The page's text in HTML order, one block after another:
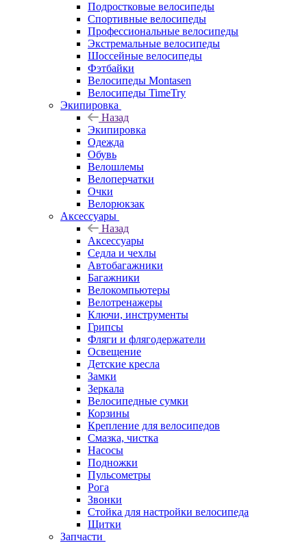
Подростковые велосипеды
Спортивные велосипеды
Профессиональные велосипеды
Экстремальные велосипеды
Шоссейные велосипеды
Фэтбайки
Велосипеды Montasen
Велосипеды TimeTry
Экипировка
Назад
Экипировка
Одежда
Обувь
Велошлемы
Велоперчатки
Очки
Велорюкзак
Аксессуары
Назад
Аксессуары
Седла и чехлы
Автобагажники
Багажники
Велокомпьютеры
Велотренажеры
Ключи, инструменты
Грипсы
Фляги и флягодержатели
Освещение
Детские кресла
Замки
Зеркала
Велосипедные сумки
Корзины
Крепление для велосипедов
Смазка, чистка
Насосы
Подножки
Пульсометры
Рога
Звонки
Стойка для настройки велосипеда
Щитки
Запчасти